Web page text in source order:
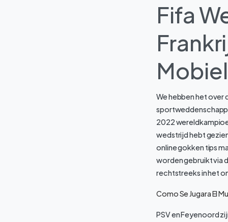
Fifa
Mobiel
We hebben het over
2022
wedstrijd hebt
online gokken tips
worden gebruikt via
rechtstreeks in het
Como Se Jugara El
PSV en Feyenoord